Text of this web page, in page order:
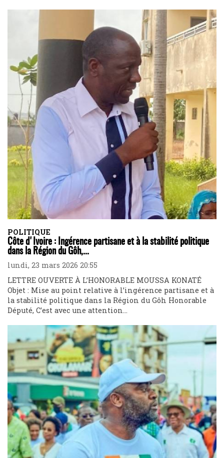
POLITIQUE
Côte d'Ivoire : Ingérence partisane et à la stabilité politique
dans la Région du Gôh,...
lundi, 23 mars 2026 20:55
LETTRE OUVERTE À L’HONORABLE MOUSSA KONATÉ
Objet : Mise au point relative à l’ingérence partisane et à
la stabilité politique dans la Région du Gôh Honorable
Député, C’est avec une attention...